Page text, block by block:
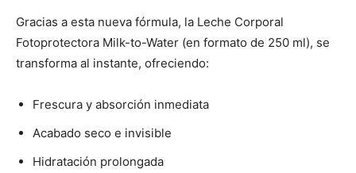
Gracias a esta nueva fórmula, la Leche Corporal
Fotoprotectora Milk-to-Water (en formato de 250 ml), se
transforma al instante, ofreciendo:
Frescura y absorción inmediata
Acabado seco e invisible
Hidratación prolongada